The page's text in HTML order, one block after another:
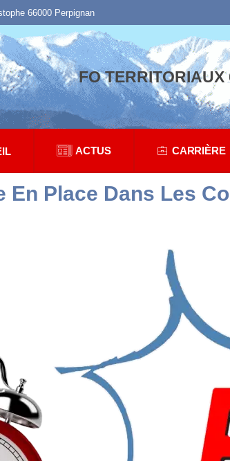
66000 Perpignan
FO TERRITORIAUX
ACTUS CARRIÈRE
En Place Dans Les